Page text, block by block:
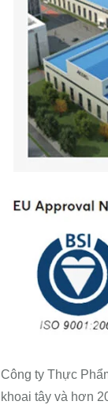
Công ty Thực
khoai tây và hơn